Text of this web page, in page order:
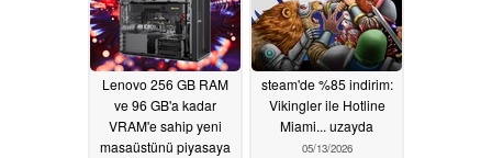
Lenovo 256 GB RAM
ve 96 GB'a kadar
VRAM'e sahip yeni
masaüstünü piyasaya
steam'de %85 indirim:
Vikingler ile Hotline
Miami... uzayda
05/13/2026